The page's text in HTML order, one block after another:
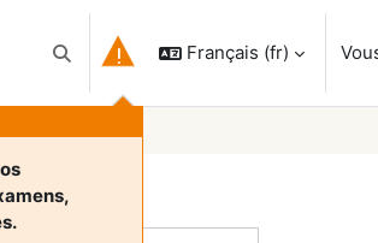
Activer/désactiver la saisie de
Français ‎(fr)‎